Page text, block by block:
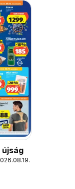
újság